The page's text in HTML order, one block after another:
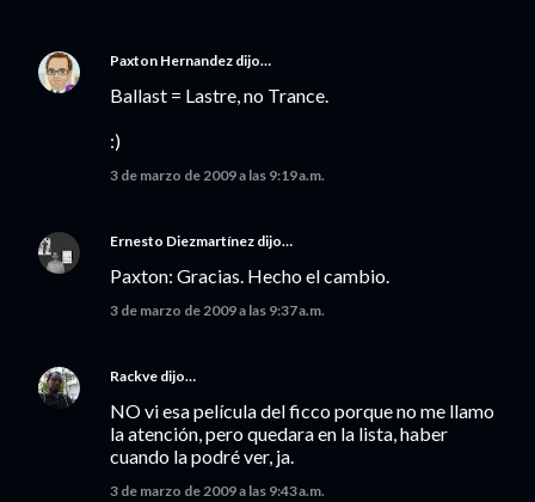
Paxton Hernandez dijo…
Ballast = Lastre, no Trance.
:)
3 de marzo de 2009 a las 9:19 a.m.
Ernesto Diezmartínez dijo…
Paxton: Gracias. Hecho el cambio.
3 de marzo de 2009 a las 9:37 a.m.
Rackve dijo…
NO vi esa película del ficco porque no me llamo
la atención, pero quedara en la lista, haber
cuando la podré ver, ja.
3 de marzo de 2009 a las 9:43 a.m.